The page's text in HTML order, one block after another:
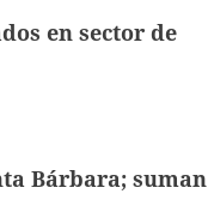
en sector de
Bárbara; suman